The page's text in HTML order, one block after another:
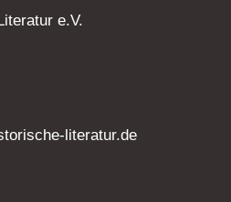
e.V.
literatur.de